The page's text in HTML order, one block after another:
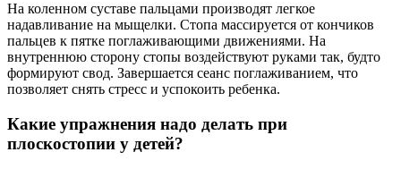
На коленном суставе пальцами производят легкое
надавливание на мыщелки. Стопа массируется от кончиков
пальцев к пятке поглаживающими движениями. На
внутреннюю сторону стопы воздействуют руками так, будто
формируют свод. Завершается сеанс поглаживанием, что
позволяет снять стресс и успокоить ребенка.
Какие упражнения надо делать при
плоскостопии у детей?